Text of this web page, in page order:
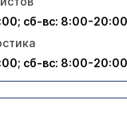
сб-вс: 8:00-20:00
сб-вс: 8:00-20:00